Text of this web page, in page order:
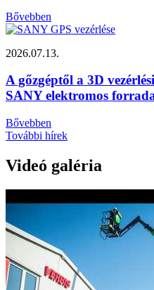
Bővebben
2026.07.13.
A gőzgéptől a 3D
SANY elektromos
Bővebben
További hírek
Videó galéria